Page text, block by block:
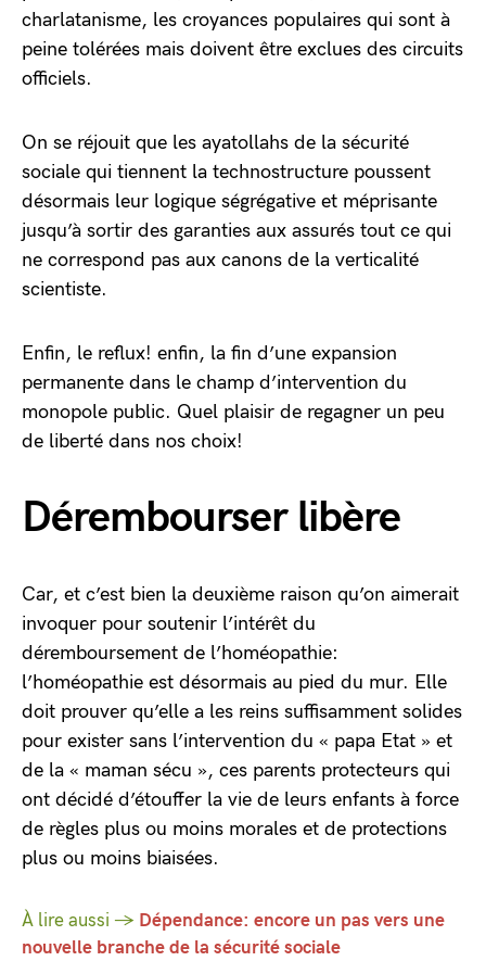
charlatanisme, les croyances populaires qui sont à
peine tolérées mais doivent être exclues des circuits
officiels.
On se réjouit que les ayatollahs de la sécurité
sociale qui tiennent la technostructure poussent
désormais leur logique ségrégative et méprisante
jusqu’à sortir des garanties aux assurés tout ce qui
ne correspond pas aux canons de la verticalité
scientiste.
Enfin, le reflux! enfin, la fin d’une expansion
permanente dans le champ d’intervention du
monopole public. Quel plaisir de regagner un peu
de liberté dans nos choix!
Dérembourser libère
Car, et c’est bien la deuxième raison qu’on aimerait
invoquer pour soutenir l’intérêt du
déremboursement de l’homéopathie:
l’homéopathie est désormais au pied du mur. Elle
doit prouver qu’elle a les reins suffisamment solides
pour exister sans l’intervention du « papa Etat » et
de la « maman sécu », ces parents protecteurs qui
ont décidé d’étouffer la vie de leurs enfants à force
de règles plus ou moins morales et de protections
plus ou moins biaisées.
À lire aussi → Dépendance: encore un pas vers une
nouvelle branche de la sécurité sociale